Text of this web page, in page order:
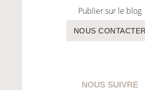
Publier sur le blog
NOUS CONTACTER
NOUS SUIVRE